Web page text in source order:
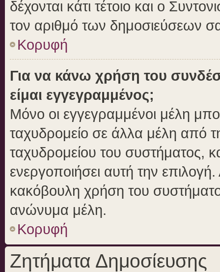
δέχονται κάτι τέτοιο και ο
τον αριθμό των δημοσιεύσεων
Κορυφή
Για να κάνω χρήση του
είμαι εγγεγραμμένος;
Μόνο οι εγγεγραμμένοι μέλη
ταχυδρομείο σε άλλα μέλη από
ταχυδρομείου του συστήματος,
ενεργοποιήσει αυτή την
κακόβουλη χρήση του
ανώνυμα μέλη.
Κορυφή
Ζητήματα Δημοσίευσης